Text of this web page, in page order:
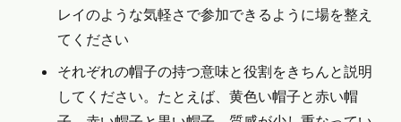
レイのような気軽さで参加できるように場を整え
てください
それぞれの帽子の持つ意味と役割をきちんと説明
してください。たとえば、黄色い帽子と赤い帽